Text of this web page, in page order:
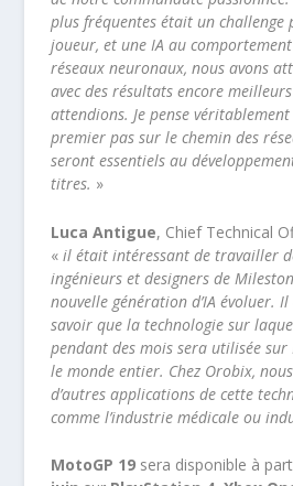
plus fréquentes était un challenge
joueur, et une IA au
réseaux neuronaux, nous avons
avec des résultats encore
attendions. Je pense véritablement
premier pas sur le chemin des
seront essentiels au
titres. »
Luca Antigue, Chief Technical
«il était intéressant de travailler
ingénieurs et designers de
nouvelle génération d’IA évoluer.
savoir que la technologie sur
pendant des mois sera utilisée sur
le monde entier. Chez Orobix,
d’autres applications de cette
comme l’industrie médicale ou
MotoGP 19 sera disponible à